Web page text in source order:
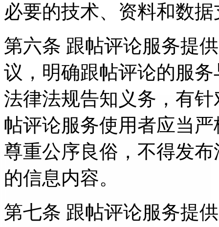
必要的技术、资料和数
第六条 跟帖评论服务提
议，明确跟帖评论的服
法律法规告知义务，有
帖评论服务使用者应当
尊重公序良俗，不得发
的信息内容。
第七条 跟帖评论服务提